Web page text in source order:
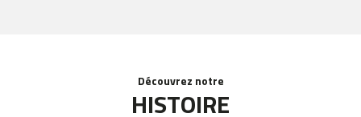
Découvrez notre
HISTOIRE